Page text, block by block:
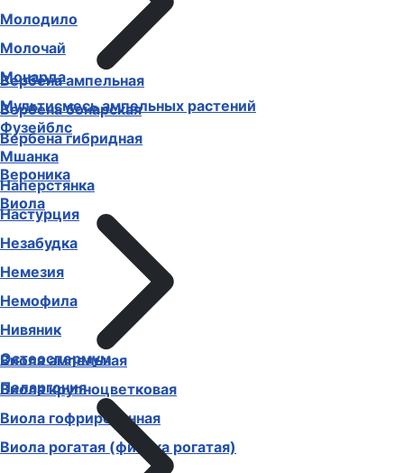
Вербена ампельная
Вербена бонарская
Вербена гибридная
Вероника
Виола
Виола ампельная
Виола крупноцветковая
Виола гофрированная
Виола рогатая (фиалка рогатая)
Молодило
Молочай
Монарда
Мультисмесь ампельных растений
Фузейблс
Мшанка
Наперстянка
Настурция
Незабудка
Немезия
Немофила
Нивяник
Остеоспермум
Пеларгония